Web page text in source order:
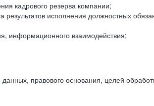
кадрового резерва компании;
исполнения должностных
информационного взаимодействия;
правового основания, целей